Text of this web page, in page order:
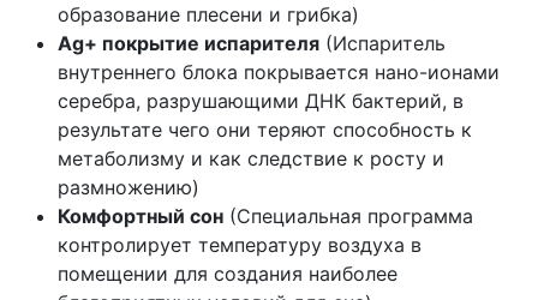
образование плесени и грибка)
Ag+ покрытие испарителя (Испаритель
внутреннего блока покрывается нано-ионами
серебра, разрушающими ДНК бактерий, в
результате чего они теряют способность к
метаболизму и как следствие к росту и
размножению)
Комфортный сон (Специальная программа
контролирует температуру воздуха в
помещении для создания наиболее